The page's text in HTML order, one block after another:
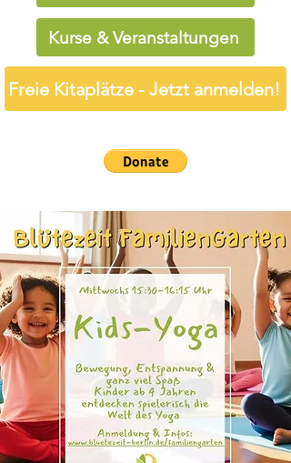
Kurse & Veranstaltungen
Freie Kitaplätze - Jetzt anmelden!